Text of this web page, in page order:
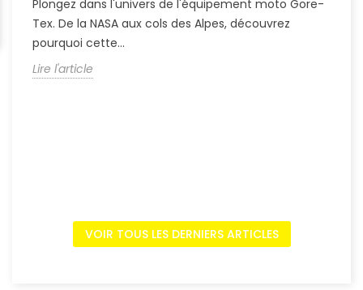
Plongez dans l'univers de l'équipement moto Gore-
Tex. De la NASA aux cols des Alpes, découvrez
pourquoi cette...
Lire l'article
VOIR TOUS LES DERNIERS ARTICLES